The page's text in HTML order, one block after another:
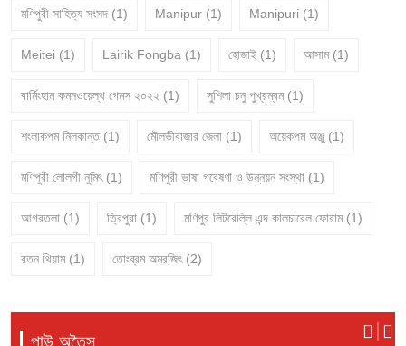
মণিপুরী সাহিত্য সংসদ (1) Manipur (1) Manipuri (1)
Meitei (1) Lairik Fongba (1) হোজাই (1) আসাম (1)
বার্মিংহাম কমনওয়েল্থ গেমস ২০২২ (1) সুশিলা চনু পুখ্রম্বম (1)
শংলাকপম নিলকান্ত (1) মৌলভীবাজার জেলা (1) অয়েকপম অঞ্জু (1)
মণিপুরী লোলগী নুমিৎ (1) মণিপুরী ভাষা গবেষণা ও উন্নয়ন সংস্থা (1)
আগরতলা (1) ত্রিপুরা (1) মণিপুর লিটরেল্লি এন্দ কালচারেল ফোরাম (1)
রতন থিয়াম (1) তোংব্রম অমরজিৎ (2)
পাউ অতৈসু